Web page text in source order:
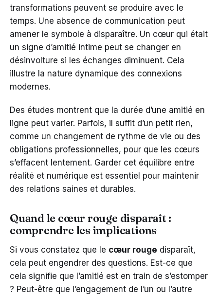
transformations peuvent se produire avec le
temps. Une absence de communication peut
amener le symbole à disparaître. Un cœur qui était
un signe d’amitié intime peut se changer en
désinvolture si les échanges diminuent. Cela
illustre la nature dynamique des connexions
modernes.
Des études montrent que la durée d’une amitié en
ligne peut varier. Parfois, il suffit d’un petit rien,
comme un changement de rythme de vie ou des
obligations professionnelles, pour que les cœurs
s’effacent lentement. Garder cet équilibre entre
réalité et numérique est essentiel pour maintenir
des relations saines et durables.
Quand le cœur rouge disparaît :
comprendre les implications
Si vous constatez que le cœur rouge disparaît,
cela peut engendrer des questions. Est-ce que
cela signifie que l’amitié est en train de s’estomper
? Peut-être que l’engagement de l’un ou l’autre